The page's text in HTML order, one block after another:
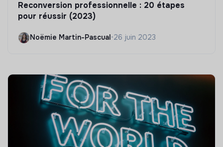
Reconversion professionnelle : 20 étapes
pour réussir (2023)
Noëmie Martin-Pascual •26 juin 2023